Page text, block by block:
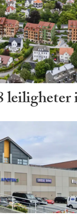
leiligheter